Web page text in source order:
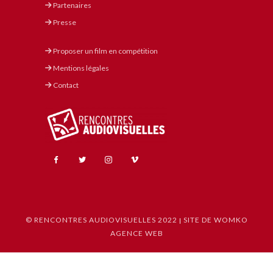
Partenaires
Presse
Proposer un film en compétition
Mentions légales
Contact
© RENCONTRES AUDIOVISUELLES 2022 | SITE DE WOMKO
AGENCE WEB